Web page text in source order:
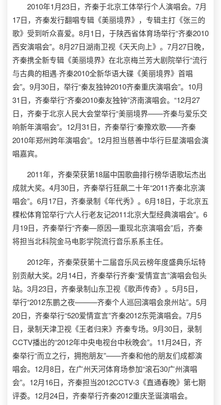
2010年1月23日，齐秦于北京工体举行个人演唱会。7月
17日，齐秦发行翻唱专辑《美丽境界》，专辑主打《张三的
歌》受到听众喜爱。8月1日，于陕西省体育场举行“齐秦2010
西安演唱会”。8月27日湖南卫视《天天向上》。7月27日晚，
齐秦携全新专辑《美丽境界》在北京梅兰芳大剧院举行“流行
与古典的相遇·齐秦2010全新华语大碟《美丽境界》首唱
会”。9月30日，举行“秦友独钟2010齐秦重庆演唱会”。10月
31日，齐秦举行“齐秦2010秦友独钟”济南演唱会。“12月27
日，齐秦于北京人民大会堂举行“美丽境界——齐秦与爱乐交
响新年演唱会”。12月31日，齐秦举行“秦豫欢歌——齐秦
2010年郑州跨年演唱会”。12月担当慈善中华行巨星演唱会演
唱嘉宾。
2011年，齐秦荣获第18届中国歌曲排行榜华语歌坛杰出
成就大奖。4月30日，齐秦举行狂飙二十年“2011齐秦北京演
唱会”。6月17日，齐秦录制《年代秀》。6月18日，于北京五
棵松体育馆举行“六人行老友记2011北京大型经典演唱会”。6
月19日，齐秦举行“齐秦—原因—重现北京演唱会”后，齐秦
将担当北科院金马电影学院流行音乐系系主任。
2012年，齐秦荣获第十二届音乐风云榜年度盛典乐坛特
别贡献大奖。2月14日，齐秦举行齐秦“爱情宣言”演唱会包头
站。3月23日，齐秦录制山东卫视《歌声传奇》。5月5日，
举行“2012东鹏之夜———齐秦个人巡回演唱会泉州站”。5月
20日，齐秦举行“520爱情宣言”齐秦2012东莞演唱会。7月5
日，录制天津卫视《王者归来》齐秦专场。9月30日，录制
CCTV播出的“2012年中央电视台中秋晚会”。11月24日，齐
秦举行“而立之行，拥抱朋友”——齐秦和他的朋友们成都演
唱会。12月8日，在广州天河体育场参加“滚石30广州演唱
会”。12月16日，齐秦担当2012CCTV-3《直通春晚》第七期
评委。12月24日，齐秦举行齐秦2012重庆圣诞演唱会。